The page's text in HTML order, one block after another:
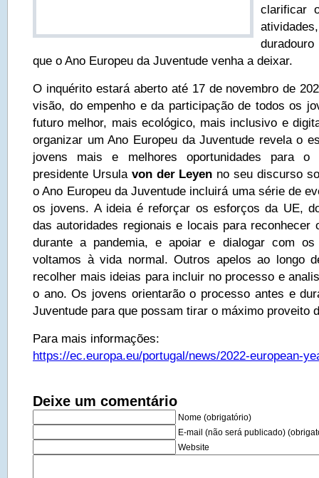
clarificar
que o Ano Europeu da Juventude venha a deixar.
O inquérito estará aberto até 17 de novembro de
visão, do empenho e da participação de todos os
futuro melhor, mais ecológico, mais inclusivo e
organizar um Ano Europeu da Juventude revela o
jovens mais e melhores oportunidades para o
presidente Ursula von der Leyen no seu discurso
o Ano Europeu da Juventude incluirá uma série de
os jovens. A ideia é reforçar os esforços da UE,
das autoridades regionais e locais para reconhecer
durante a pandemia, e apoiar e dialogar com
voltamos à vida normal. Outros apelos ao longo
recolher mais ideias para incluir no processo e
o ano. Os jovens orientarão o processo antes e
Juventude para que possam tirar o máximo proveito
Para mais informações:
https://ec.europa.eu/portugal/news/2022-european-
Deixe um comentário
Nome (obrigatório)
E-mail (não será publicado)
Website